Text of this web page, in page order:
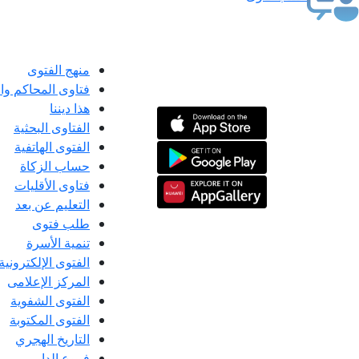
منهج الفتوى
فتاوى المحاكم
هذا ديننا
الفتاوى البحثية
الفتوى الهاتفية
حساب الزكاة
فتاوى الأقليات
التعليم عن بعد
طلب فتوى
تنمية الأسرة
الفتوى الإلكترونية
المركز الإعلامى
الفتوى الشفوية
الفتوى المكتوبة
التاريخ الهجري